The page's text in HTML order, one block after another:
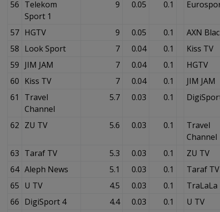
56 Telekom
Sport 1
9 0.05 0.1
57 HGTV 9 0.05 0.1
AXN
58 Look Sport 7 0.04 0.1
Kiss TV
59 JIM JAM 7 0.04 0.1
HGTV
60 Kiss TV 7 0.04 0.1
JIM JAM
61
Travel
Channel
5.7 0.03 0.1
62 ZU TV 5.6 0.03 0.1
Travel
Channel
63 Taraf TV 5.3 0.03 0.1
ZU TV
64 Aleph News 5.1 0.03 0.1
Taraf TV
65 U TV 4.5 0.03 0.1
TraLaLa
66 DigiSport 4 4.4 0.03 0.1
U TV